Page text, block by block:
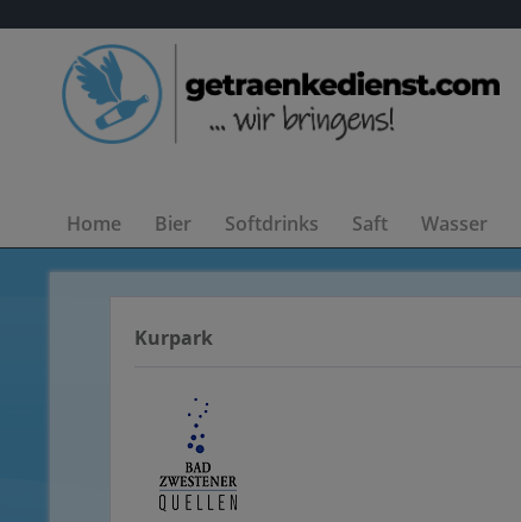
Home Bier Softdrinks Saft Wasser
Kurpark